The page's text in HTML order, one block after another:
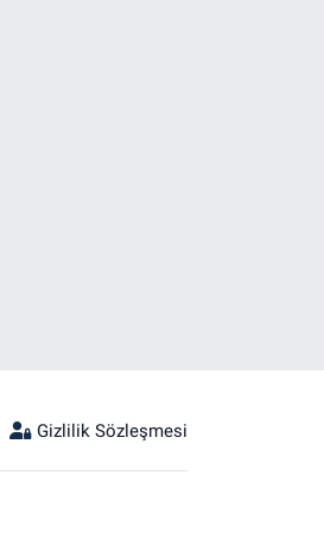
Gizlilik Sözleşmesi